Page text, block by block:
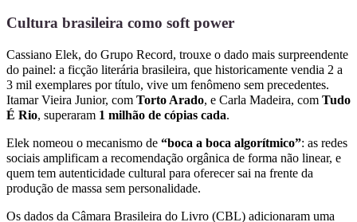
Cultura brasileira como soft power
Cassiano Elek, do Grupo Record, trouxe o dado mais surpreendente
do painel: a ficção literária brasileira, que historicamente vendia 2 a
3 mil exemplares por título, vive um fenômeno sem precedentes.
Itamar Vieira Junior, com Torto Arado, e Carla Madeira, com Tudo
É Rio, superaram 1 milhão de cópias cada.
Elek nomeou o mecanismo de “boca a boca algorítmico”: as redes
sociais amplificam a recomendação orgânica de forma não linear, e
quem tem autenticidade cultural para oferecer sai na frente da
produção de massa sem personalidade.
Os dados da Câmara Brasileira do Livro (CBL) adicionaram uma